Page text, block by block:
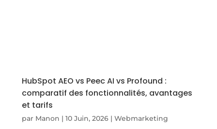
HubSpot AEO vs Peec AI vs Profound :
comparatif des fonctionnalités, avantages
et tarifs
par Manon | 10 Juin, 2026| Webmarketing